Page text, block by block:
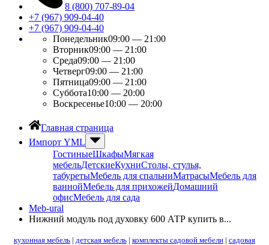
8 (800) 707-89-04
+7 (967) 909-04-40
+7 (967) 909-04-40
Понедельник09:00 — 21:00
Вторник09:00 — 21:00
Среда09:00 — 21:00
Четверг09:00 — 21:00
Пятница09:00 — 21:00
Суббота10:00 — 20:00
Воскресенье10:00 — 20:00
Главная страница
Импорт YML
ГостиныеШкафыМягкая
мебельДетскиеКухниСтолы, стулья,
табуретыМебель для спальниМатрасыМебель для
ваннойМебель для прихожейДомашний
офисМебель для сада
Meb-ural
Нижний модуль под духовку 600 АТР купить в...
кухонная мебель | детская мебель | комплекты садовой мебели | садовая